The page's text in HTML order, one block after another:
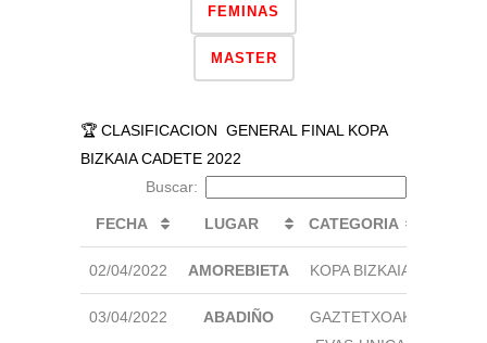
FEMINAS
MASTER
🏆 CLASIFICACION GENERAL FINAL KOPA
BIZKAIA CADETE 2022
Buscar:
FECHA LUGAR CATEGORIA
02/04/2022 AMOREBIETA KOPA BIZKAIA
03/04/2022 ABADIÑO
GAZTETXOAK